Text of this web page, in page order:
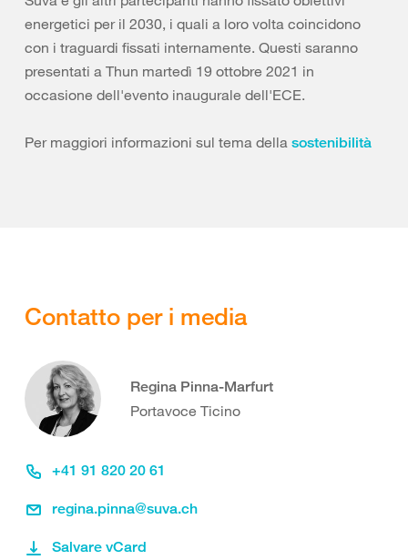
energetici per il 2030, i quali a loro volta coincidono
con i traguardi fissati internamente. Questi saranno
presentati a Thun martedì 19 ottobre 2021 in
occasione dell'evento inaugurale dell'ECE.
Per maggiori informazioni sul tema della sostenibilità
Contatto per i media
Regina Pinna-Marfurt
Portavoce Ticino
+41 91 820 20 61
regina.pinna@suva.ch
Salvare vCard